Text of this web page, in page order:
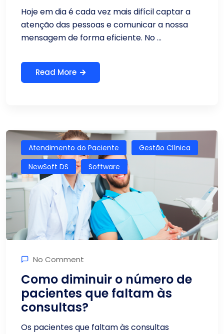
Hoje em dia é cada vez mais difícil captar a
atenção das pessoas e comunicar a nossa
mensagem de forma eficiente. No ...
Read More
Atendimento do Paciente
Gestão Clínica
NewSoft DS
Software
No Comment
Como diminuir o número de
pacientes que faltam às
consultas?
Os pacientes que faltam às consultas